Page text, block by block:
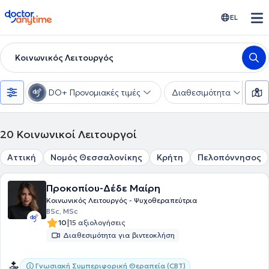
doctoranytime EL
Κοινωνικός Λειτουργός
DO+ Προνομιακές τιμές Διαθεσιμότητα
20 Κοινωνικοί Λειτουργοί
Αττική Νομός Θεσσαλονίκης Κρήτη Πελοπόννησος
Προκοπίου-Δέδε Μαίρη
Κοινωνικός Λειτουργός - Ψυχοθεραπεύτρια
BSc, MSc
10|15 αξιολογήσεις
Διαθεσιμότητα για βιντεοκλήση
Γνωσιακή Συμπεριφορική Θεραπεία (CBT)